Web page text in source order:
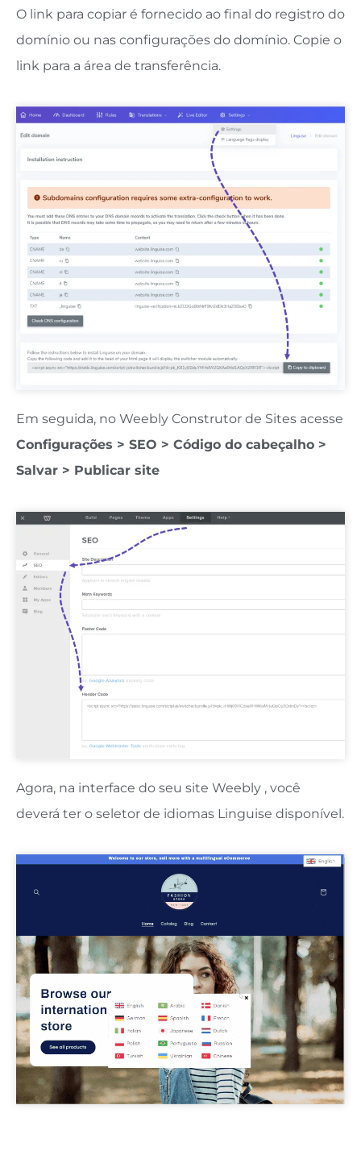
O link para copiar é fornecido ao final do registro do
domínio ou nas configurações do domínio. Copie o
link para a área de transferência.
Em seguida, no Weebly Construtor de Sites acesse
Configurações > SEO > Código do cabeçalho >
Salvar > Publicar site
Agora, na interface do seu site Weebly , você
deverá ter o seletor de idiomas Linguise disponível.